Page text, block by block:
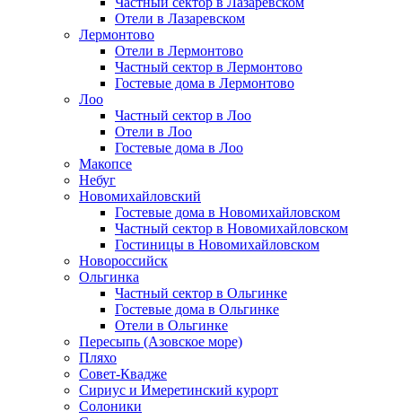
Отели в Лазаревском
Лермонтово
Отели в Лермонтово
Частный сектор в Лермонтово
Гостевые дома в Лермонтово
Лоо
Частный сектор в Лоо
Отели в Лоо
Гостевые дома в Лоо
Макопсе
Небуг
Новомихайловский
Гостевые дома в Новомихайловском
Частный сектор в Новомихайловском
Гостиницы в Новомихайловском
Новороссийск
Ольгинка
Частный сектор в Ольгинке
Гостевые дома в Ольгинке
Отели в Ольгинке
Пересыпь (Азовское море)
Пляхо
Совет-Квадже
Сириус и Имеретинский курорт
Солоники